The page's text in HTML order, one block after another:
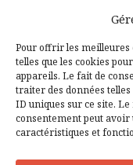
Pour offrir les meilleures
telles que les cookies
appareils. Le fait de
traiter des données
ID uniques sur ce site.
consentement peut
caractéristiques et
Suivez-nous
AGENCE